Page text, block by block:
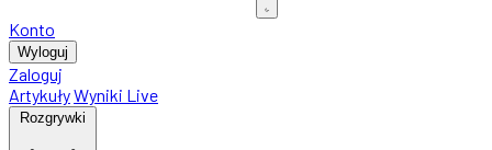
Konto
Wyloguj
Zaloguj
ArtykułyWyniki Live
Rozgrywki